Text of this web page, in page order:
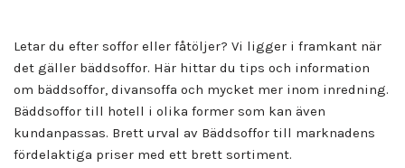
Letar du efter soffor eller fåtöljer? Vi ligger i framkant när
det gäller bäddsoffor. Här hittar du tips och information
om bäddsoffor, divansoffa och mycket mer inom inredning.
Bäddsoffor till hotell i olika former som kan även
kundanpassas. Brett urval av Bäddsoffor till marknadens
fördelaktiga priser med ett brett sortiment.